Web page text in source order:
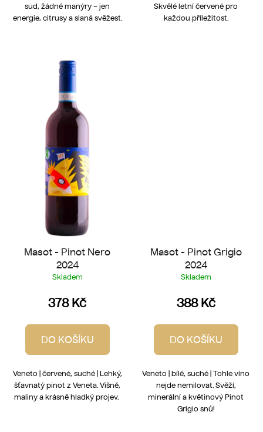
sud, žádné manýry – jen
energie, citrusy a slaná svěžest.
Skvělé letní červené pro
každou příležitost.
Masot - Pinot Nero
2024
Skladem
378 Kč
DO KOŠÍKU
Veneto | červené, suché | Lehký,
šťavnatý pinot z Veneta. Višně,
maliny a krásně hladký projev.
Masot - Pinot Grigio
2024
Skladem
388 Kč
DO KOŠÍKU
Veneto | bílé, suché | Tohle víno
nejde nemilovat. Svěží,
minerální a květinový Pinot
Grigio snů!